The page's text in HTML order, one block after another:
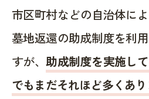
市区町村などの自治体に
墓地返還の助成制度を利
すが、助成制度を実施し
でもまだそれほど多くあり